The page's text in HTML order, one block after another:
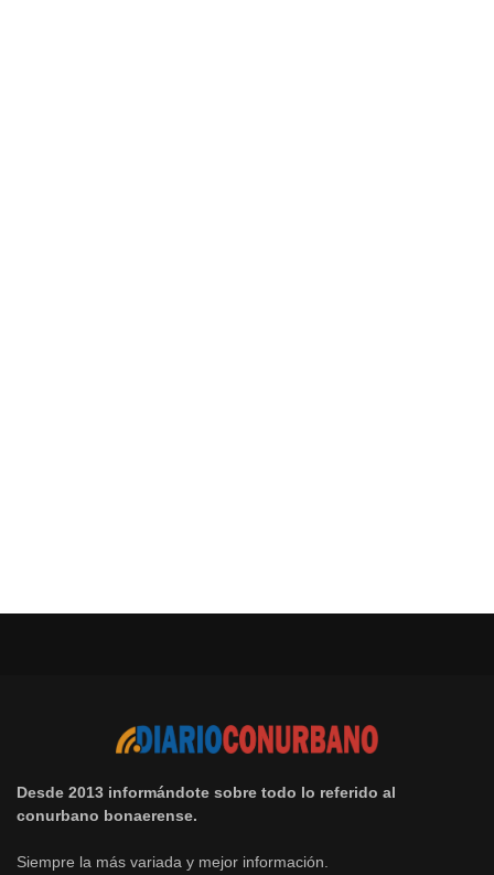
Desde 2013 informándote sobre todo lo referido al
conurbano bonaerense.
Siempre la más variada y mejor información.